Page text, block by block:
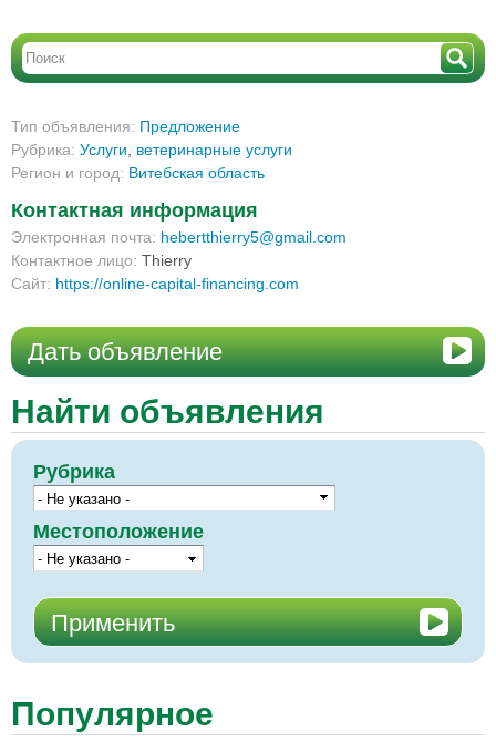
Тип объявления: Предложение
Рубрика: Услуги
ветеринарные услуги
Регион и город: Витебская область
Контактная информация
Электронная почта: hebertthierry5@gmail.com
Контактное лицо: Thierry
Сайт: https://online-capital-financing.com
Дать объявление
Найти объявления
Рубрика
Местоположение
Популярное